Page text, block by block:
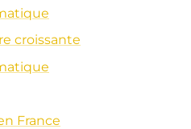
croissante
France